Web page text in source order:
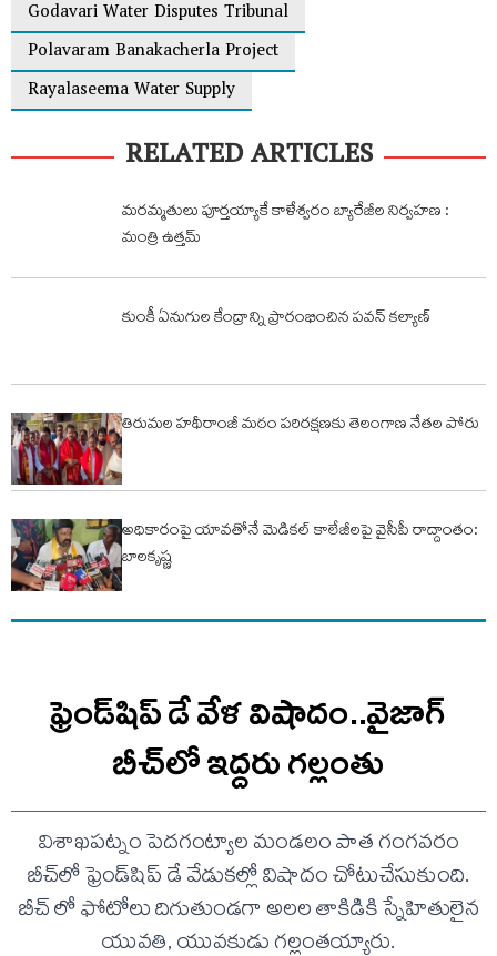
Godavari Water Disputes Tribunal
Polavaram Banakacherla Project
Rayalaseema Water Supply
RELATED ARTICLES
మరమ్మతులు పూర్తయ్యాకే కాళేశ్వరం బ్యారేజీల నిర్వహణ :
మంత్రి ఉత్తమ్
కుంకీ ఏనుగుల కేంద్రాన్ని ప్రారంభించిన పవన్ కల్యాణ్
తిరుమల హథీరాంజీ మఠం పరిరక్షణకు తెలంగాణ నేతల పోరు
అధికారంపై యావతోనే మెడికల్ కాలేజీలపై వైసీపీ రాద్దాంతం:
బాలకృష్ణ
ఫ్రెండ్‌షిప్ డే వేళ విషాదం..వైజాగ్
బీచ్‌లో ఇద్దరు గల్లంతు
విశాఖపట్నం పెదగంట్యాల మండలం పాత గంగవరం
బీచ్‌లో ఫ్రెండ్‌షిప్ డే వేడుకల్లో విషాదం చోటుచేసుకుంది.
బీచ్ లో ఫోటోలు దిగుతుండగా అలల తాకిడికి స్నేహితులైన
యువతి, యువకుడు గల్లంతయ్యారు.